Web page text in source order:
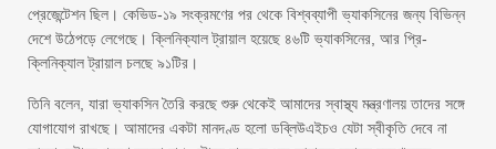
প্রেজেন্টেশন ছিল। কেভিড-১৯ সংক্রমণের পর থেকে বিশ্বব্যাপী ভ্যাকসিনের জন্য বিভিন্ন
দেশে উঠেপড়ে লেগেছে। ক্লিনিক্যাল ট্রায়াল হয়েছে ৪৬টি ভ্যাকসিনের, আর প্রি-
ক্লিনিক্যাল ট্রায়াল চলছে ৯১টির।
তিনি বলেন, যারা ভ্যাকসিন তৈরি করছে শুরু থেকেই আমাদের স্বাস্থ্য মন্ত্রণালয় তাদের সঙ্গে
যোগাযোগ রাখছে। আমাদের একটা মানদণ্ড হলো ডব্লিউএইচও যেটা স্বীকৃতি দেবে না